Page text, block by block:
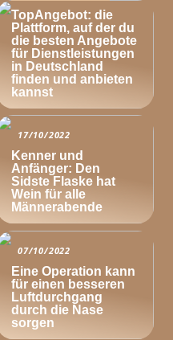
TopAngebot: die
Plattform, auf der du
die besten Angebote
für Dienstleistungen
in Deutschland
finden und anbieten
kannst
17/10/2022
Kenner und
Anfänger: Den
Sidste Flaske hat
Wein für alle
Männerabende
07/10/2022
Eine Operation kann
für einen besseren
Luftdurchgang
durch die Nase
sorgen